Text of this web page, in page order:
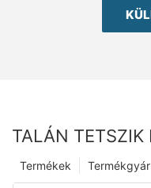
TALÁN TETSZIK
Termékgyár
Termékek